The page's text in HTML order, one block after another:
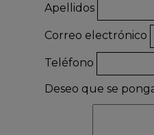
Apellidos
Correo electrónico
Teléfono
Deseo que se